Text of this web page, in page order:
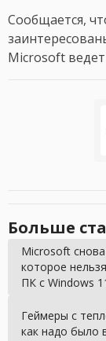
Сообщается,
Microsoft ведет
Больше
Microsoft
которое
ПК с Windows
Геймеры с
как надо было